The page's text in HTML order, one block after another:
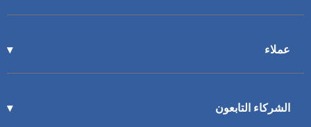
عملاء
الشركاء التابعون